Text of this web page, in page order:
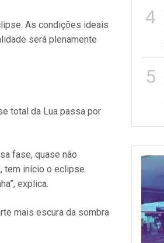
4
5
As condições ideais
será plenamente
total da Lua passa por
fase, quase não
tem início o eclipse
explica.
mais escura da sombra